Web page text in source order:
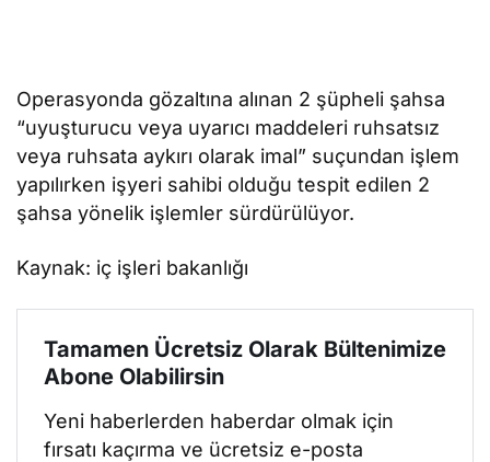
Operasyonda gözaltına alınan 2 şüpheli şahsa
“uyuşturucu veya uyarıcı maddeleri ruhsatsız
veya ruhsata aykırı olarak imal” suçundan işlem
yapılırken işyeri sahibi olduğu tespit edilen 2
şahsa yönelik işlemler sürdürülüyor.
Kaynak: iç işleri bakanlığı
Tamamen Ücretsiz Olarak Bültenimize
Abone Olabilirsin
Yeni haberlerden haberdar olmak için
fırsatı kaçırma ve ücretsiz e-posta